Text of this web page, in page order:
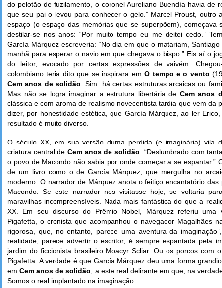
do pelotão de fuzilamento, o coronel Aureliano Buendía havia de
que seu pai o levou para conhecer o gelo.” Marcel Proust, outro
espaço (o espaço das memórias que se superpõem), começava
destilar-se nos anos: “Por muito tempo eu me deitei cedo.”
García Márquez escreveria: “No dia em que o matariam,
manhã para esperar o navio em que chegava o bispo.” Eis aí o
do leitor, evocado por certas expressões de vaivém.
colombiano teria dito que se inspirara emO tempo e o vento
Cem anos de solidão . Sim: há certas estruturas arcaicas ou
Mas não se logra imaginar a estrutura libertária de Cem anos
clássica e com aroma de realismo novecentista tardia que vem da
dizer, por honestidade estética, que García Márquez, ao ler
resultado é muito diverso.
O século XX, em sua versão duma perdida (e imaginária) vila
criatura central deCem anos de solidão . “Deslumbrado com
o povo de Macondo não sabia por onde começar a se espantar.”
de um livro como o de García Márquez, que mergulha no
moderno. O narrador de Márquez anota o feitiço encantatório
Macondo. Se este narrador nos visitasse hoje, se voltaria
maravilhas incompreensíveis. Nada mais fantástica do que a
XX. Em seu discurso do Prêmio Nobel, Márquez referiu uma
Pigafetta, o cronista que acompanhou o navegador Magalhães
rigorosa, que, no entanto, parece uma aventura da
realidade, parece advertir o escritor, é sempre espantada pela
jardim do ficcionista brasileiro Moacyr Scliar. Ou os porcos com
Pigafetta. A verdade é que García Márquez deu uma forma
emCem anos de solidão , a este real delirante em que, na
Somos o real implantado na imaginação.